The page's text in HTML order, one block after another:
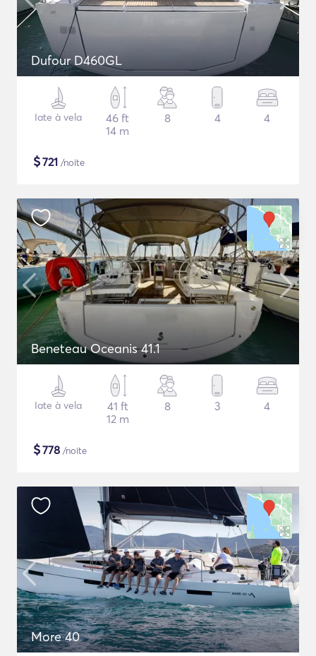
Dufour D460GL
Iate à vela
46 ft
14 m
8 4 4
$721 /noite
Beneteau Oceanis 41.1
Iate à vela
41 ft
12 m
8 3 4
$778 /noite
More 40